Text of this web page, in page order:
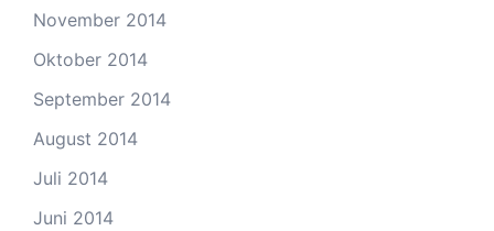
November 2014
Oktober 2014
September 2014
August 2014
Juli 2014
Juni 2014